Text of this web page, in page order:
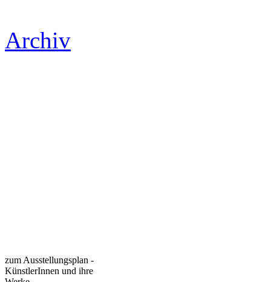
Archiv
zum Ausstellungsplan -
KünstlerInnen und ihre